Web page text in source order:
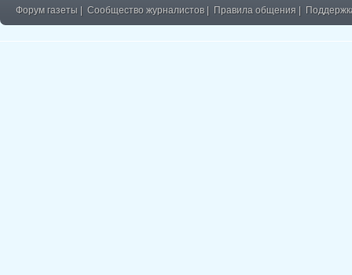
Форум газеты Сообщество журналистов Правила общения
�